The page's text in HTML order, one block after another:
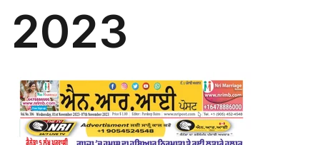
2023